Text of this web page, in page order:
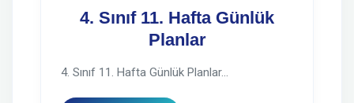
4. Sınıf 11. Hafta Günlük
Planlar
4. Sınıf 11. Hafta Günlük Planlar...